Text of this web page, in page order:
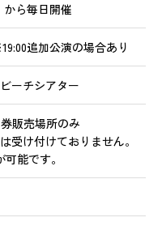
から毎日開催
追加公演の場合あり
ーチシアター
販売場所のみ
受け付けておりません。
能です。